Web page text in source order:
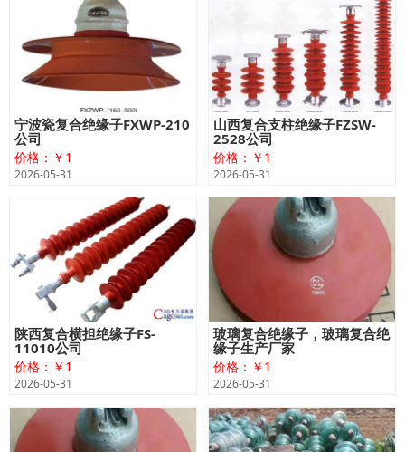
宁波瓷复合绝缘子FXWP-210
公司
价格：￥1
2026-05-31
山西复合支柱绝缘子FZSW-
2528公司
价格：￥1
2026-05-31
陕西复合横担绝缘子FS-
11010公司
价格：￥1
2026-05-31
玻璃复合绝缘子，玻璃复合绝
缘子生产厂家
价格：￥1
2026-05-31